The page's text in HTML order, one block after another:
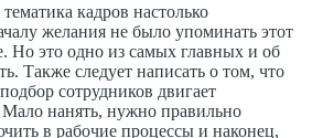
кадров настолько
желания не было упоминать этот
Но это одно из самых главных и об
Также следует написать о том, что
сотрудников двигает
нанять, нужно правильно
в рабочие процессы и наконец,